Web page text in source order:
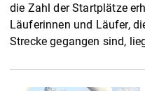
die Zahl der Startplätze
Läuferinnen und Läufer,
Strecke gegangen sind,